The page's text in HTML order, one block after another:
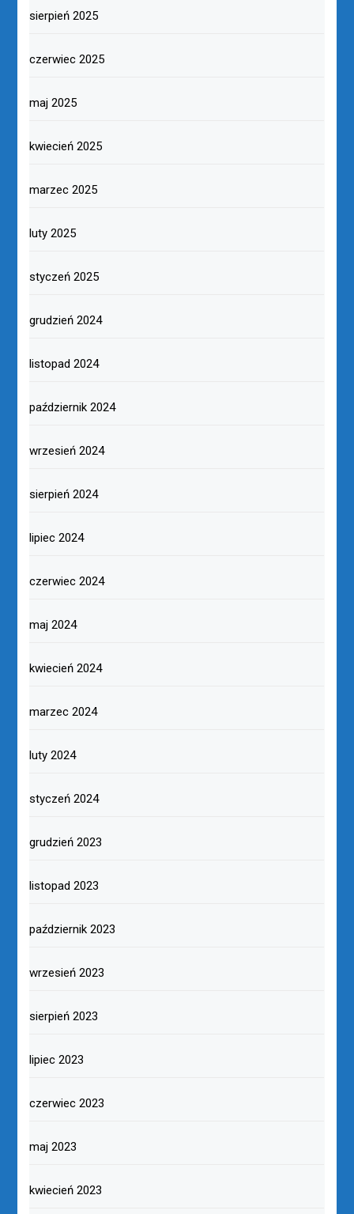
sierpień 2025
czerwiec 2025
maj 2025
kwiecień 2025
marzec 2025
luty 2025
styczeń 2025
grudzień 2024
listopad 2024
październik 2024
wrzesień 2024
sierpień 2024
lipiec 2024
czerwiec 2024
maj 2024
kwiecień 2024
marzec 2024
luty 2024
styczeń 2024
grudzień 2023
listopad 2023
październik 2023
wrzesień 2023
sierpień 2023
lipiec 2023
czerwiec 2023
maj 2023
kwiecień 2023